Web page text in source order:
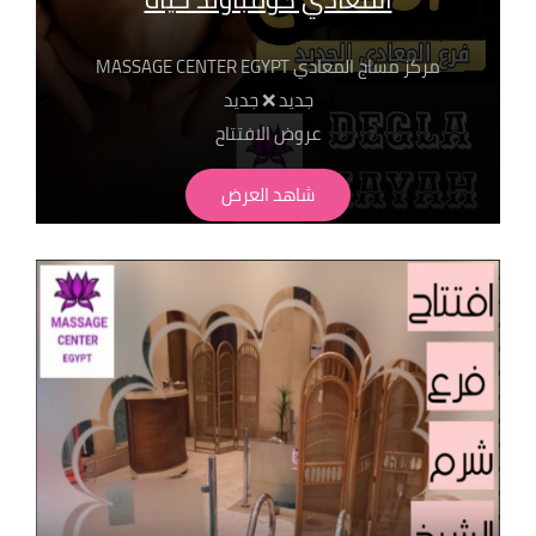
مركز مساج المعادي MASSAGE CENTER EGYPT
جديد ❌ جديد
عروض الافتتاح
50 دقيقة
شاهد العرض